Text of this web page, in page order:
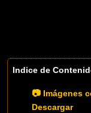
Indice de
📷 Imágenes
Descargar